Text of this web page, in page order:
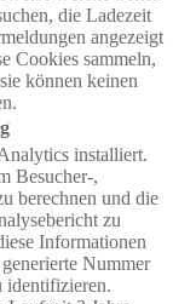
die Ladezeit
angezeigt
Cookies sammeln,
können keinen
installiert.
Besucher-,
berechnen und die
zu
Informationen
Nummer
identifizieren.